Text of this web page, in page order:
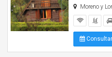
Moreno y